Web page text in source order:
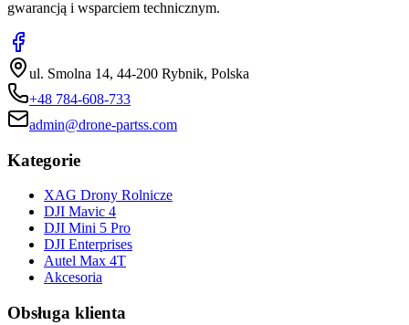
gwarancją i wsparciem technicznym.
ul. Smolna 14, 44-200 Rybnik, Polska
+48 784-608-733
admin@drone-partss.com
Kategorie
XAG Drony Rolnicze
DJI Mavic 4
DJI Mini 5 Pro
DJI Enterprises
Autel Max 4T
Akcesoria
Obsługa klienta